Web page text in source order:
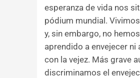
esperanza de vida nos
pódium mundial.
y, sin embargo, no hemos
aprendido a envejecer ni
con la vejez. Más grave
discriminamos el